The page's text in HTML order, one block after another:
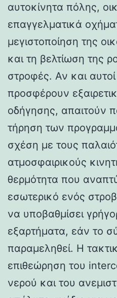
αυτοκίνητα πόλης,
επαγγελματικά
μεγιστοποίηση της
και τη βελτίωση της
στροφές. Αν και αυτοί
προσφέρουν
οδήγησης, απαιτούν
τήρηση των
σχέση με τους
ατμοσφαιρικούς
θερμότητα που
εσωτερικό ενός
να υποβαθμίσει
εξαρτήματα, εάν το
παραμεληθεί. Η
επιθεώρηση του
νερού και του